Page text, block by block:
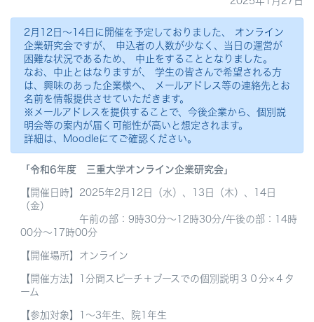
2月12日〜14日に開催を予定しておりました、 オンライン
企業研究会ですが、 申込者の人数が少なく、当日の運営が
困難な状況であるため、 中止をすることとなりました。
なお、中止とはなりますが、 学生の皆さんで希望される方
は、興味のあった企業様へ、 メールアドレス等の連絡先とお
名前を情報提供させていただきます。
※メールアドレスを提供することで、今後企業から、個別説
明会等の案内が届く可能性が高いと想定されます。
詳細は、Moodleにてご確認ください。
「令和6年度 三重大学オンライン企業研究会」
【開催日時】2025年2月12日（水）、13日（木）、14日
（金）
午前の部：9時30分～12時30分/午後の部：14時
00分～17時00分
【開催場所】オンライン
【開催方法】1分間スピーチ＋ブースでの個別説明３０分×４タ
ーム
【参加対象】1～3年生、院1年生